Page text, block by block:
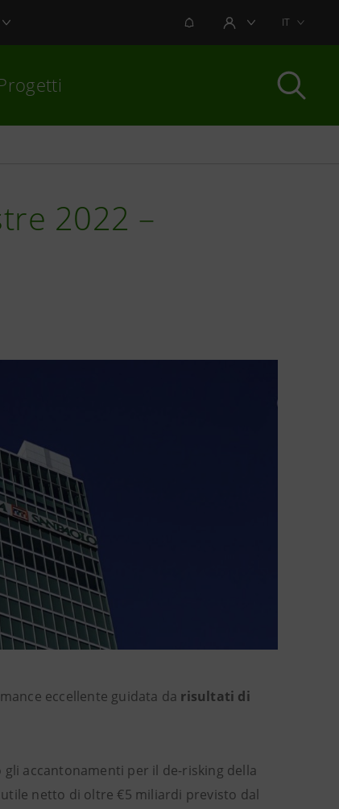
NOTIFICHEAREA UTENTEIT
2022 –
eccellente guidata da risultati di
accantonamenti per il de-risking della
netto di oltre €5 miliardi previsto dal